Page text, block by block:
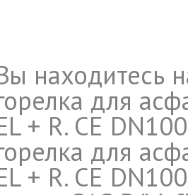
находитесь
для
+ R. CE
для
+ R. CE